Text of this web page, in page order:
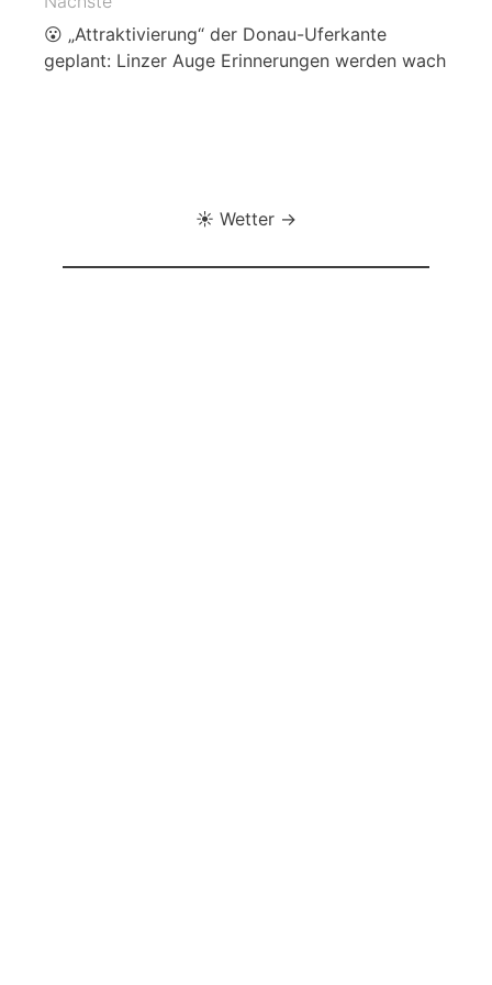
😮 „Attraktivierung“ der Donau-Uferkante
geplant: Linzer Auge Erinnerungen werden wach
☀️ Wetter →